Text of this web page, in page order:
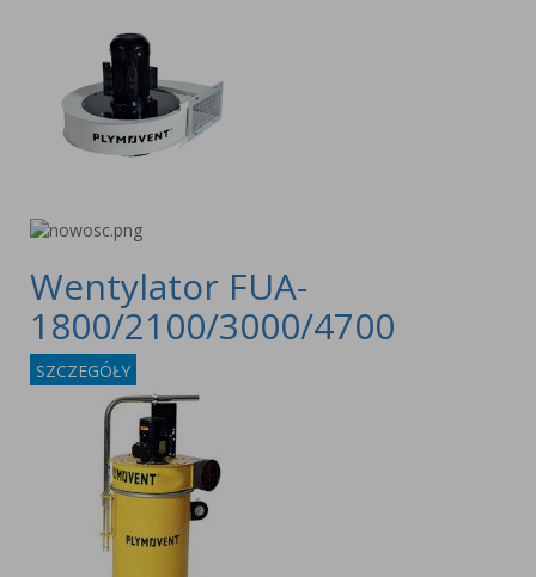
Wentylator FUA-
1800/2100/3000/4700
SZCZEGÓŁY